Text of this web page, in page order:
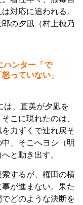
対応に追われる。
の夕凪（村上穂乃
ハンター「で
っていない」
は、直美が夕凪を
こに現れたのは、
力ずくで連れ戻そ
、そこへヨシ（明
と動き出す。
するが、権田の横
が進まない。果た
どのような決断を